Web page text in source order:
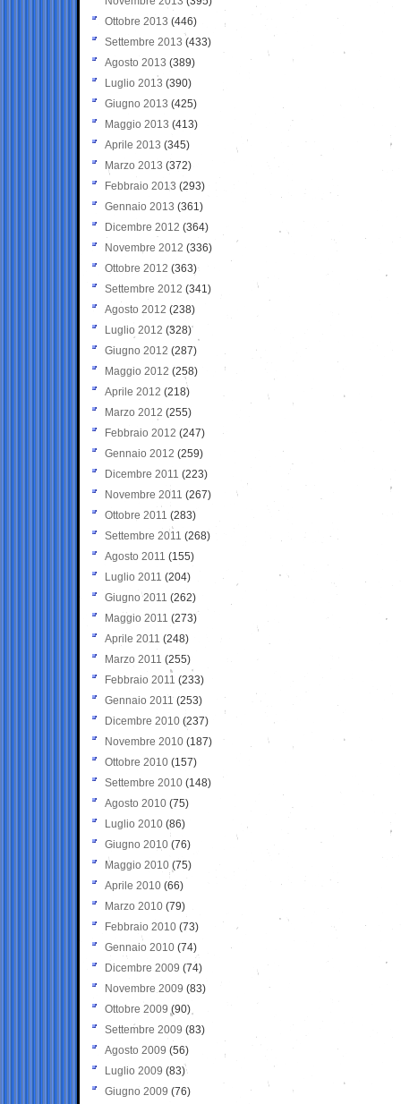
Ottobre 2013 (446)
Settembre 2013 (433)
Agosto 2013 (389)
Luglio 2013 (390)
Giugno 2013 (425)
Maggio 2013 (413)
Aprile 2013 (345)
Marzo 2013 (372)
Febbraio 2013 (293)
Gennaio 2013 (361)
Dicembre 2012 (364)
Novembre 2012 (336)
Ottobre 2012 (363)
Settembre 2012 (341)
Agosto 2012 (238)
Luglio 2012 (328)
Giugno 2012 (287)
Maggio 2012 (258)
Aprile 2012 (218)
Marzo 2012 (255)
Febbraio 2012 (247)
Gennaio 2012 (259)
Dicembre 2011 (223)
Novembre 2011 (267)
Ottobre 2011 (283)
Settembre 2011 (268)
Agosto 2011 (155)
Luglio 2011 (204)
Giugno 2011 (262)
Maggio 2011 (273)
Aprile 2011 (248)
Marzo 2011 (255)
Febbraio 2011 (233)
Gennaio 2011 (253)
Dicembre 2010 (237)
Novembre 2010 (187)
Ottobre 2010 (157)
Settembre 2010 (148)
Agosto 2010 (75)
Luglio 2010 (86)
Giugno 2010 (76)
Maggio 2010 (75)
Aprile 2010 (66)
Marzo 2010 (79)
Febbraio 2010 (73)
Gennaio 2010 (74)
Dicembre 2009 (74)
Novembre 2009 (83)
Ottobre 2009 (90)
Settembre 2009 (83)
Agosto 2009 (56)
Luglio 2009 (83)
Giugno 2009 (76)